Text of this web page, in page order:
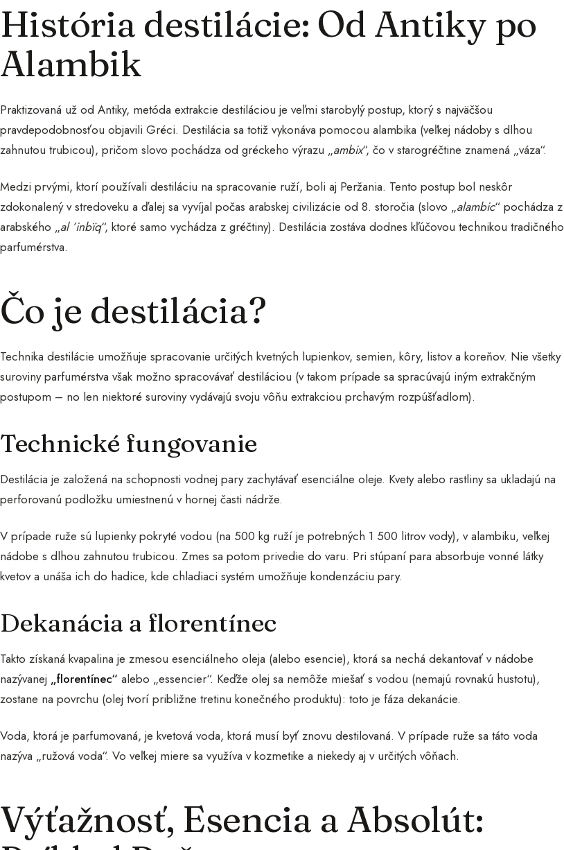
História destilácie: Od Antiky po
Alambik
Praktizovaná už od Antiky, metóda extrakcie destiláciou je veľmi starobylý postup, ktorý s najväčšou
pravdepodobnosťou objavili Gréci. Destilácia sa totiž vykonáva pomocou alambika (veľkej nádoby s dlhou
zahnutou trubicou), pričom slovo pochádza od gréckeho výrazu „ambix“, čo v starogréčtine znamená „váza“.
Medzi prvými, ktorí používali destiláciu na spracovanie ruží, boli aj Peržania. Tento postup bol neskôr
zdokonalený v stredoveku a ďalej sa vyvíjal počas arabskej civilizácie od 8. storočia (slovo „alambic“ pochádza z
arabského „al ’inbïq“, ktoré samo vychádza z gréčtiny). Destilácia zostáva dodnes kľúčovou technikou tradičného
parfumérstva.
Čo je destilácia?
Technika destilácie umožňuje spracovanie určitých kvetných lupienkov, semien, kôry, listov a koreňov. Nie všetky
suroviny parfumérstva však možno spracovávať destiláciou (v takom prípade sa spracúvajú iným extrakčným
postupom – no len niektoré suroviny vydávajú svoju vôňu extrakciou prchavým rozpúšťadlom).
Technické fungovanie
Destilácia je založená na schopnosti vodnej pary zachytávať esenciálne oleje. Kvety alebo rastliny sa ukladajú na
perforovanú podložku umiestnenú v hornej časti nádrže.
V prípade ruže sú lupienky pokryté vodou (na 500 kg ruží je potrebných 1 500 litrov vody), v alambiku, veľkej
nádobe s dlhou zahnutou trubicou. Zmes sa potom privedie do varu. Pri stúpaní para absorbuje vonné látky
kvetov a unáša ich do hadice, kde chladiaci systém umožňuje kondenzáciu pary.
Dekanácia a florentínec
Takto získaná kvapalina je zmesou esenciálneho oleja (alebo esencie), ktorá sa nechá dekantovať v nádobe
nazývanej „florentínec“ alebo „essencier“. Keďže olej sa nemôže miešať s vodou (nemajú rovnakú hustotu),
zostane na povrchu (olej tvorí približne tretinu konečného produktu): toto je fáza dekanácie.
Voda, ktorá je parfumovaná, je kvetová voda, ktorá musí byť znovu destilovaná. V prípade ruže sa táto voda
nazýva „ružová voda“. Vo veľkej miere sa využíva v kozmetike a niekedy aj v určitých vôňach.
Výťažnosť, Esencia a Absolút: